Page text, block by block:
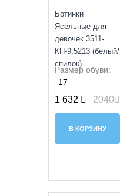
Ботинки
Ясельные для
девочек 3511-
КП-9,5213 (белый/
спилок)
Размер обуви:
17
1 632 2040
В КОРЗИНУ